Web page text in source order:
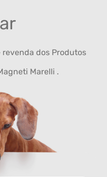
dos Produtos
Marelli .